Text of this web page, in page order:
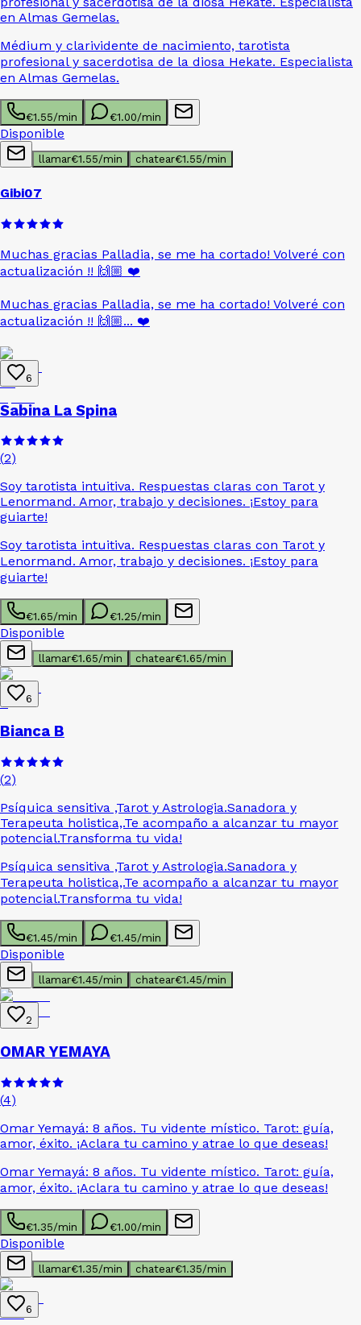
en Almas Gemelas.
Médium y clarividente de nacimiento, tarotista
profesional y sacerdotisa de la diosa Hekate. Especialista
en Almas Gemelas.
€1.55/min €1.00/min
Disponible
llamar€1.55/min chatear€1.55/min
Gibi07
Muchas gracias Palladia, se me ha cortado! Volveré con
actualización !! 🙌🏼 ❤️
Muchas gracias Palladia, se me ha cortado! Volveré con
actualización !! 🙌🏼... ❤️
6
Sabina La Spina
(2)
Soy tarotista intuitiva. Respuestas claras con Tarot y
Lenormand. Amor, trabajo y decisiones. ¡Estoy para
guiarte!
Soy tarotista intuitiva. Respuestas claras con Tarot y
Lenormand. Amor, trabajo y decisiones. ¡Estoy para
guiarte!
€1.65/min €1.25/min
Disponible
llamar€1.65/min chatear€1.65/min
6
Bianca B
(2)
Psíquica sensitiva ,Tarot y Astrologia.Sanadora y
Terapeuta holistica,.Te acompaño a alcanzar tu mayor
potencial.Transforma tu vida!
Psíquica sensitiva ,Tarot y Astrologia.Sanadora y
Terapeuta holistica,.Te acompaño a alcanzar tu mayor
potencial.Transforma tu vida!
€1.45/min €1.45/min
Disponible
llamar€1.45/min chatear€1.45/min
2
OMAR YEMAYA
(4)
Omar Yemayá: 8 años. Tu vidente místico. Tarot: guía,
amor, éxito. ¡Aclara tu camino y atrae lo que deseas!
Omar Yemayá: 8 años. Tu vidente místico. Tarot: guía,
amor, éxito. ¡Aclara tu camino y atrae lo que deseas!
€1.35/min €1.00/min
Disponible
llamar€1.35/min chatear€1.35/min
6